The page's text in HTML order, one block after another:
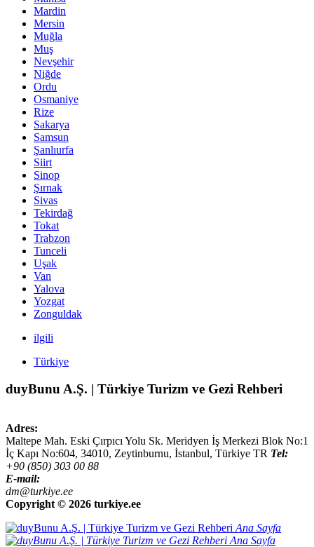
Mardin
Mersin
Muğla
Muş
Nevşehir
Niğde
Ordu
Osmaniye
Rize
Sakarya
Samsun
Şanlıurfa
Siirt
Sinop
Şırnak
Sivas
Tekirdağ
Tokat
Trabzon
Tunceli
Uşak
Van
Yalova
Yozgat
Zonguldak
ilgili
Türkiye
duyBunu A.Ş. | Türkiye Turizm ve Gezi Rehberi
Adres:
Maltepe Mah. Eski Çırpıcı Yolu Sk. Meridyen İş Merkezi Blok No:1
İç Kapı No:604, 34010, Zeytinburnu, İstanbul, Türkiye TR Tel:
+90 (850) 303 00 88
E-mail:
dm@turkiye.ee
Copyright © 2026 turkiye.ee
Ana Sayfa
Ana Sayfa